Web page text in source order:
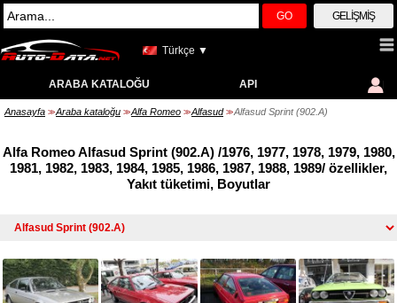
GO GELIŞMIŞ
Türkçe ▼
ARABA KATALOĞU API
Anasayfa >> Araba kataloğu >> Alfa Romeo >> Alfasud >> Alfasud Sprint (902.A)
Alfa Romeo Alfasud Sprint (902.A) /1976, 1977, 1978, 1979, 1980,
1981, 1982, 1983, 1984, 1985, 1986, 1987, 1988, 1989/ özellikler,
Yakıt tüketimi, Boyutlar